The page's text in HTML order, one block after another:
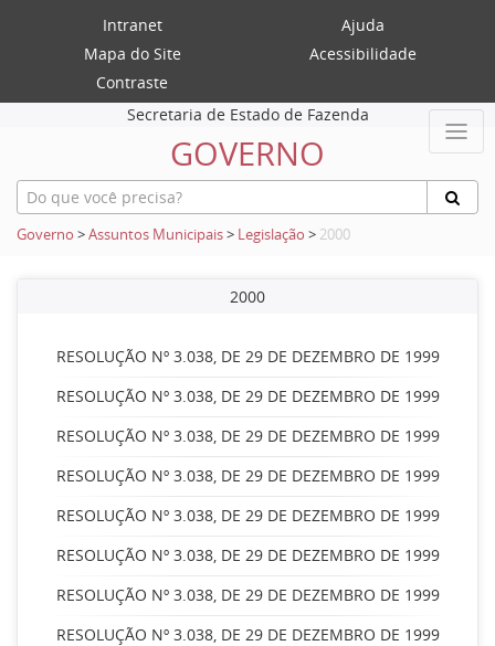
Intranet
Ajuda
Mapa do Site
Acessibilidade
Contraste
Secretaria de Estado de Fazenda
GOVERNO
Governo >Assuntos Municipais> Legislação > 2000
2000
RESOLUÇÃO Nº 3.038, DE 29 DE DEZEMBRO DE 1999
RESOLUÇÃO Nº 3.038, DE 29 DE DEZEMBRO DE 1999
RESOLUÇÃO Nº 3.038, DE 29 DE DEZEMBRO DE 1999
RESOLUÇÃO Nº 3.038, DE 29 DE DEZEMBRO DE 1999
RESOLUÇÃO Nº 3.038, DE 29 DE DEZEMBRO DE 1999
RESOLUÇÃO Nº 3.038, DE 29 DE DEZEMBRO DE 1999
RESOLUÇÃO Nº 3.038, DE 29 DE DEZEMBRO DE 1999
RESOLUÇÃO Nº 3.038, DE 29 DE DEZEMBRO DE 1999